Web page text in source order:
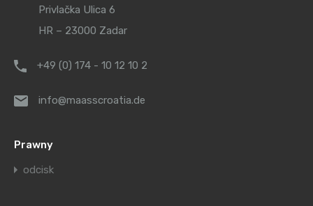
Privlačka Ulica 6
HR – 23000 Zadar
+49 (0) 174 - 10 12 10 2
info@maasscroatia.de
Prawny
odcisk